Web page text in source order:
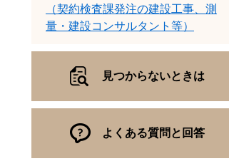
（契約検査課発注の建設工事、測
量・建設コンサルタント等）
見つからないときは
よくある質問と回答